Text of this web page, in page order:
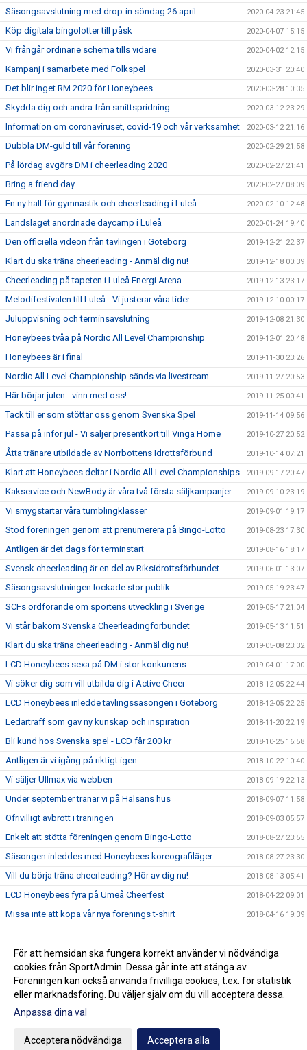
Säsongsavslutning med drop-in söndag 26 april 2020-04-23 21:45
Köp digitala bingolotter till påsk 2020-04-07 15:15
Vi frångår ordinarie schema tills vidare 2020-04-02 12:15
Kampanj i samarbete med Folkspel 2020-03-31 20:40
Det blir inget RM 2020 för Honeybees 2020-03-28 10:35
Skydda dig och andra från smittspridning 2020-03-12 23:29
Information om coronaviruset, covid-19 och vår verksamhet 2020-03-12 21:16
Dubbla DM-guld till vår förening 2020-02-29 21:58
På lördag avgörs DM i cheerleading 2020 2020-02-27 21:41
Bring a friend day 2020-02-27 08:09
En ny hall för gymnastik och cheerleading i Luleå 2020-02-10 12:48
Landslaget anordnade daycamp i Luleå 2020-01-24 19:40
Den officiella videon från tävlingen i Göteborg 2019-12-21 22:37
Klart du ska träna cheerleading - Anmäl dig nu! 2019-12-18 00:39
Cheerleading på tapeten i Luleå Energi Arena 2019-12-13 23:17
Melodifestivalen till Luleå - Vi justerar våra tider 2019-12-10 00:17
Juluppvisning och terminsavslutning 2019-12-08 21:30
Honeybees tvåa på Nordic All Level Championship 2019-12-01 20:48
Honeybees är i final 2019-11-30 23:26
Nordic All Level Championship sänds via livestream 2019-11-27 20:53
Här börjar julen - vinn med oss! 2019-11-25 00:41
Tack till er som stöttar oss genom Svenska Spel 2019-11-14 09:56
Passa på inför jul - Vi säljer presentkort till Vinga Home 2019-10-27 20:52
Åtta tränare utbildade av Norrbottens Idrottsförbund 2019-10-14 07:21
Klart att Honeybees deltar i Nordic All Level Championships 2019-09-17 20:47
Kakservice och NewBody är våra två första säljkampanjer 2019-09-10 23:19
Vi smygstartar våra tumblingklasser 2019-09-01 19:17
Stöd föreningen genom att prenumerera på Bingo-Lotto 2019-08-23 17:30
Äntligen är det dags för terminstart 2019-08-16 18:17
Svensk cheerleading är en del av Riksidrottsförbundet 2019-06-01 13:07
Säsongsavslutningen lockade stor publik 2019-05-19 23:47
SCFs ordförande om sportens utveckling i Sverige 2019-05-17 21:04
Vi står bakom Svenska Cheerleadingförbundet 2019-05-13 11:51
Klart du ska träna cheerleading - Anmäl dig nu! 2019-05-08 23:32
LCD Honeybees sexa på DM i stor konkurrens 2019-04-01 17:00
Vi söker dig som vill utbilda dig i Active Cheer 2018-12-05 22:44
LCD Honeybees inledde tävlingssäsongen i Göteborg 2018-12-05 22:25
Ledarträff som gav ny kunskap och inspiration 2018-11-20 22:19
Bli kund hos Svenska spel - LCD får 200 kr 2018-10-25 16:58
Äntligen är vi igång på riktigt igen 2018-10-22 10:40
Vi säljer Ullmax via webben 2018-09-19 22:13
Under september tränar vi på Hälsans hus 2018-09-07 11:58
Ofrivilligt avbrott i träningen 2018-09-03 05:57
Enkelt att stötta föreningen genom Bingo-Lotto 2018-08-27 23:55
Säsongen inleddes med Honeybees koreografiläger 2018-08-27 23:30
Vill du börja träna cheerleading? Hör av dig nu! 2018-08-13 05:41
LCD Honeybees fyra på Umeå Cheerfest 2018-04-22 09:01
Missa inte att köpa vår nya förenings t-shirt 2018-04-16 19:39
Träna och tävla med LCD säsongen 18/19 2018-03-25 17:21
LCD Honeybees tvåa på DM 2018-03-05 17:45
Gå till Webbversion
För att hemsidan ska fungera korrekt använder vi nödvändiga
cookies från SportAdmin. Dessa går inte att stänga av.
Föreningen kan också använda frivilliga cookies, t.ex. för statistik
eller marknadsföring. Du väljer själv om du vill acceptera dessa.
Anpassa dina val
Acceptera nödvändiga Acceptera alla